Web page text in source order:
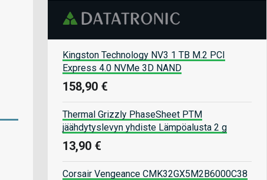
Kingston Technology NV3 1 TB M.2 PCI
Express 4.0 NVMe 3D NAND
158,90 €
Thermal Grizzly PhaseSheet PTM
jäähdytyslevyn yhdiste Lämpöalusta 2 g
13,90 €
Corsair Vengeance CMK32GX5M2B6000C38